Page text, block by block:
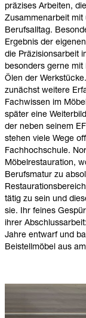
präzises Arbeiten,
Zusammenarbeit
Berufsalltag.
Ergebnis der
die Präzisionsarbeit
besonders gerne
Ölen der
zunächst weitere
Fachwissen im
später eine
der neben seinem
stehen viele Wege
Fachhochschule.
Möbelrestauration,
Berufsmatur zu
tätig zu sein und
sie. Ihr feines
ihrer
Jahre entwarf und
Beistellmöbel aus